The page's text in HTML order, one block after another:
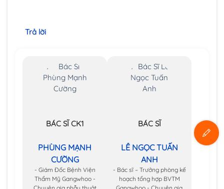
Trả lời
BÁC SĨ CK1
PHÙNG MẠNH
CƯỜNG
- Giám Đốc Bệnh Viện
Thẩm Mỹ Gangwhoo -
BÁC SĨ
LÊ NGỌC TUẤN
ANH
- Bác sĩ – Trưởng phòng kế
hoạch tổng hợp BVTM